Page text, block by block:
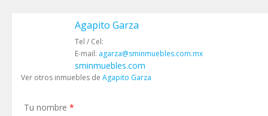
Agapito Garza
Tel / Cel:
E-mail: agarza@sminmuebles.com.mx
sminmuebles.com
Ver otros inmuebles de Agapito Garza
Tu nombre *